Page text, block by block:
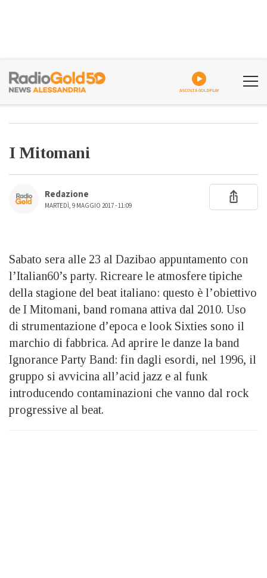
ASCOLTA GOLDPLAY
I Mitomani
Redazione
MARTEDÌ, 9 MAGGIO 2017 - 11:09
Sabato sera alle 23 al Dazibao appuntamento con
l’Italian60’s party. Ricreare le atmosfere tipiche
della stagione del beat italiano: questo è l’obiettivo
de I Mitomani, band romana attiva dal 2010. Uso
di strumentazione d’epoca e look Sixties sono il
marchio di fabbrica. Ad aprire le danze la band
Ignorance Party Band: fin dagli esordi, nel 1996, il
gruppo si avvicina all’acid jazz e al funk
introducendo contaminazioni che vanno dal rock
progressive al beat.